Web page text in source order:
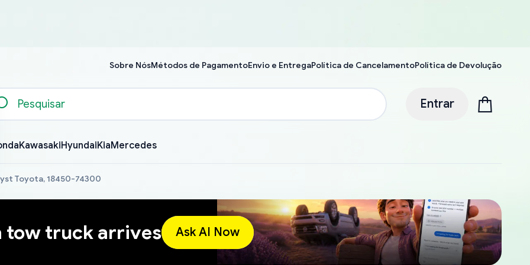
Sobre NósMétodos de PagamentoEnvio e EntregaPolítica de CancelamentoPolítica de Devolução
Entrar
KawasakiHyundaiKiaMercedes
Toyota, 18450-74300
tow truck arrives Ask AI Now